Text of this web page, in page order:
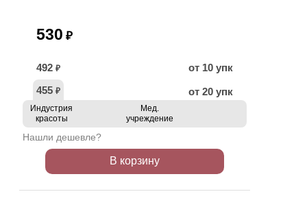
530 ₽
492 ₽
от 10 упк
455 ₽ от 20 упк
Индустрия
красоты
Мед.
учреждение
Нашли дешевле?
В корзину